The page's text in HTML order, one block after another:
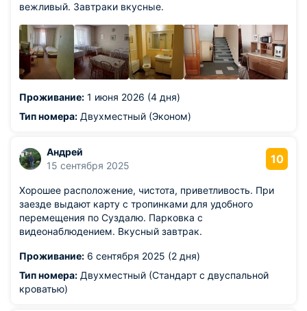
вежливый. Завтраки вкусные.
Проживание: 1 июня 2026 (4 дня)
Тип номера: Двухместный (Эконом)
Андрей
15 сентября 2025
10
Хорошее расположение, чистота, приветливость. При
заезде выдают карту с тропинками для удобного
перемещения по Суздалю. Парковка с
видеонаблюдением. Вкусный завтрак.
Проживание: 6 сентября 2025 (2 дня)
Тип номера: Двухместный (Стандарт с двуспальной
кроватью)